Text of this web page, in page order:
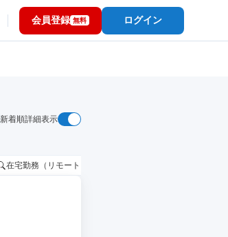
会員登録 無料 ログイン
新着順詳細表示
在宅勤務（リモートワーク）OK